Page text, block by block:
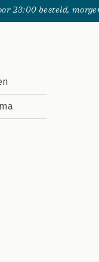
23:00 besteld,